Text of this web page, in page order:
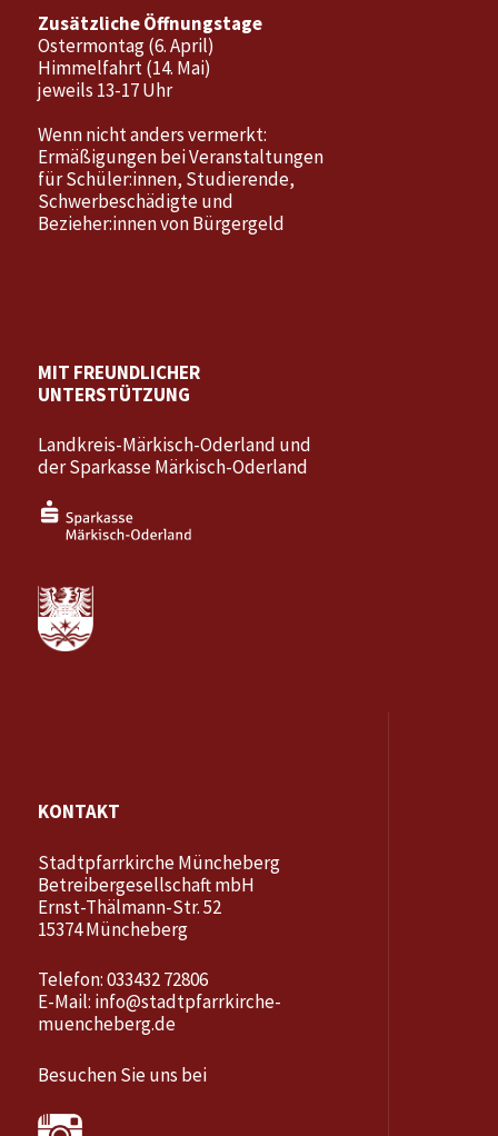
Zusätzliche Öffnungstage
Ostermontag (6. April)
Himmelfahrt (14. Mai)
jeweils 13-17 Uhr
Wenn nicht anders vermerkt:
Ermäßigungen bei Veranstaltungen
für Schüler:innen, Studierende,
Schwerbeschädigte und
Bezieher:innen von Bürgergeld
MIT FREUNDLICHER
UNTERSTÜTZUNG
Landkreis-Märkisch-Oderland und
der Sparkasse Märkisch-Oderland
KONTAKT
Stadtpfarrkirche Müncheberg
Betreibergesellschaft mbH
Ernst-Thälmann-Str. 52
15374 Müncheberg
Telefon: 033432 72806
E-Mail: info@stadtpfarrkirche-
muencheberg.de
Besuchen Sie uns bei